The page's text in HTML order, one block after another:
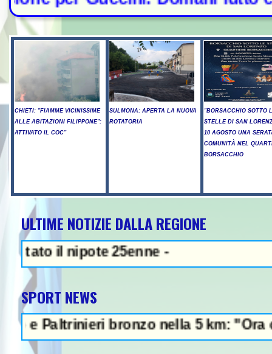
CHIETI: "FIAMME VICINISSIME
ALLE ABITAZIONI FILIPPONE":
ATTIVATO IL COC"
SULMONA: APERTA LA NUOVA
ROTATORIA
"BORSACCHIO SOTTO
STELLE DI SAN
10 AGOSTO UNA
COMUNITÀ NEL
BORSACCHIO
ULTIME NOTIZIE DALLA REGIONE
nipote 25enne -
SPORT NEWS
bronzo nella 5 km: "Ora ci
NEWS IN EVIDENZA -